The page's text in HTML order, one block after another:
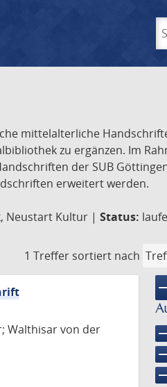
mittelalterliche
zu ergänzen. Im
der SUB
erweitert werden.
Neustart Kultur | Status:
1 Treffer sortiert nach
Walthisar von der